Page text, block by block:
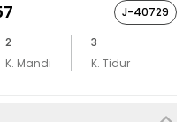
J-40729
2
K. Mandi
3
K. Tidur